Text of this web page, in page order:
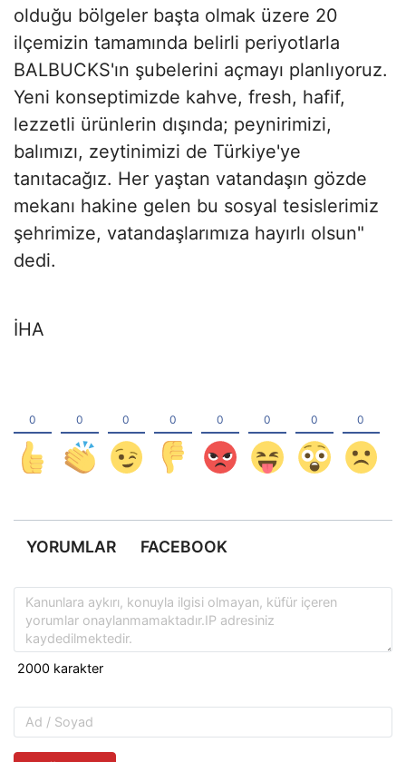
olduğu bölgeler başta olmak üzere 20
ilçemizin tamamında belirli periyotlarla
BALBUCKS'ın şubelerini açmayı planlıyoruz.
Yeni konseptimizde kahve, fresh, hafif,
lezzetli ürünlerin dışında; peynirimizi,
balımızı, zeytinimizi de Türkiye'ye
tanıtacağız. Her yaştan vatandaşın gözde
mekanı hakine gelen bu sosyal tesislerimiz
şehrimize, vatandaşlarımıza hayırlı olsun"
dedi.
İHA
YORUMLAR FACEBOOK